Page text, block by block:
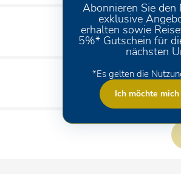
können aber in unserem Supermarkt
(nur wenn vorgesehen).
Abonnieren Sie
exklusive
erhalten sowie
5%* Gutschein für
nächsten
*Es gelten die
Ich möchte